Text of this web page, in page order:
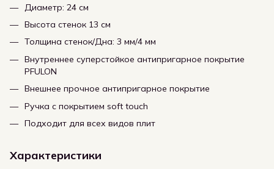
Диаметр: 24 см
Высота стенок 13 см
Толщина стенок/Дна: 3 мм/4 мм
Внутреннее суперстойкое антипригарное покрытие
PFULON
Внешнее прочное антипригарное покрытие
Ручка с покрытием soft touch
Подходит для всех видов плит
Характеристики